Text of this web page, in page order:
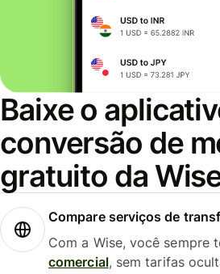
Baixe o
conversão de
gratuito da
Compare serviços de
Com a Wise, você sempre
comercial, sem tarifas